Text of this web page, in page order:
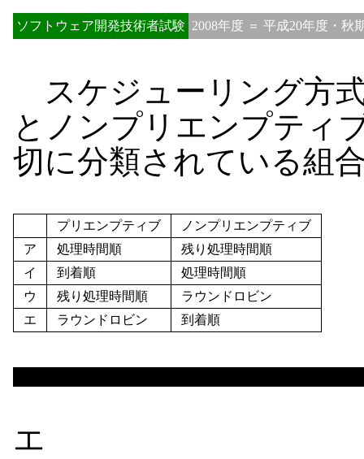
ソフトウェア開発技術者試験 2008年度 ＝ 平成20年度・秋
スケジューリング方
とノンプリエンプティ
切に分類されている組
プリエンプティブ
ノンプリエンプティブ
ア
処理時間順
残り処理時間順
イ
到着順
処理時間順
ウ
残り処理時間順
ラウンドロビン
エ
ラウンドロビン 到着順
エ